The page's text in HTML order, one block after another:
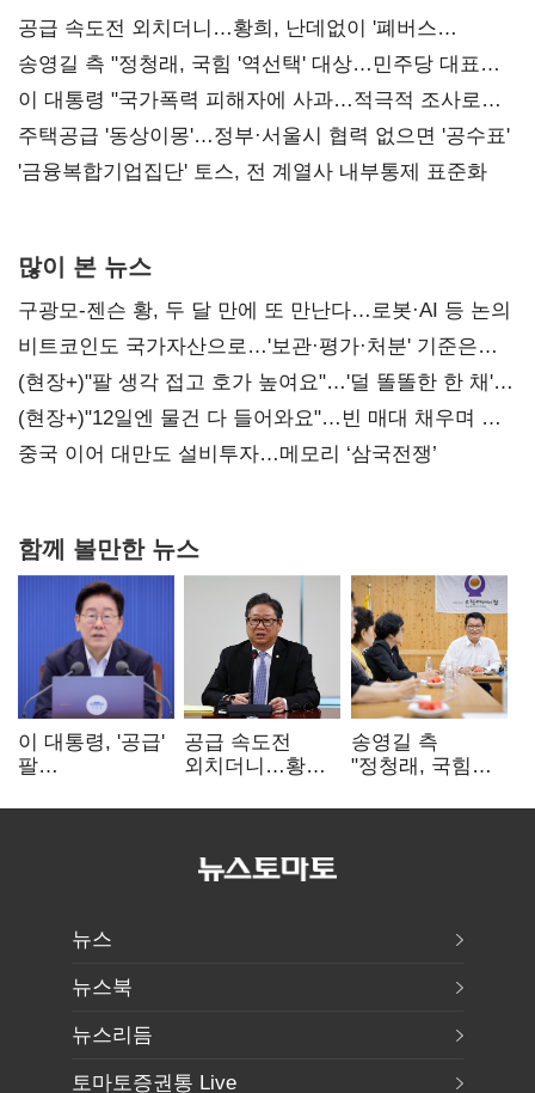
공급 속도전 외치더니…황희, 난데없이 '폐버스
리모델링' 제안
송영길 측 "정청래, 국힘 '역선택' 대상…민주당 대표로
총선 지휘 못해"
이 대통령 "국가폭력 피해자에 사과…적극적 조사로
진실 밝혀야"
주택공급 '동상이몽'…정부·서울시 협력 없으면 '공수표'
'금융복합기업집단' 토스, 전 계열사 내부통제 표준화
많이 본 뉴스
구광모-젠슨 황, 두 달 만에 또 만난다…로봇·AI 등 논의
비트코인도 국가자산으로…'보관·평가·처분' 기준은
숙제
(현장+)"팔 생각 접고 호가 높여요"…'덜 똘똘한 한 채'
20억 키맞추기
(현장+)"12일엔 물건 다 들어와요"…빈 매대 채우며 문
연 홈플러스
중국 이어 대만도 설비투자…메모리 ‘삼국전쟁’
함께 볼만한 뉴스
이 대통령, '공급'
팔
여 내부선
공급 속도전
외치더니…황희,
리모델링' 제안
송영길 측
"정청래, 국힘
민주당 대표로
뉴스
뉴스북
뉴스리듬
토마토증권통 Live